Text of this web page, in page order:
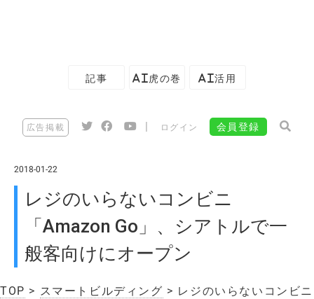
記事 AI虎の巻 AI活用
広告掲載 ログイン 会員登録
2018-01-22
レジのいらないコンビニ
「Amazon Go」、シアトルで一
般客向けにオープン
TOP > スマートビルディング > レジのいらないコンビニ